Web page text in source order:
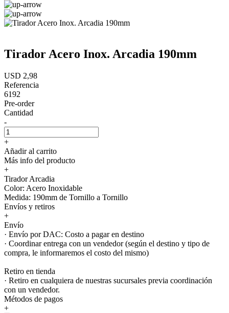
Tirador Acero Inox. Arcadia 190mm
USD 2,98
Referencia
6192
Pre-order
Cantidad
-
+
Añadir al carrito
Más info del producto
+
Tirador Arcadia
Color: Acero Inoxidable
Medida: 190mm de Tornillo a Tornillo
Envíos y retiros
+
Envío
· Envío por DAC: Costo a pagar en destino
· Coordinar entrega con un vendedor (según el destino y tipo de
compra, le informaremos el costo del mismo)
Retiro en tienda
· Retiro en cualquiera de nuestras sucursales previa coordinación
con un vendedor.
Métodos de pagos
+